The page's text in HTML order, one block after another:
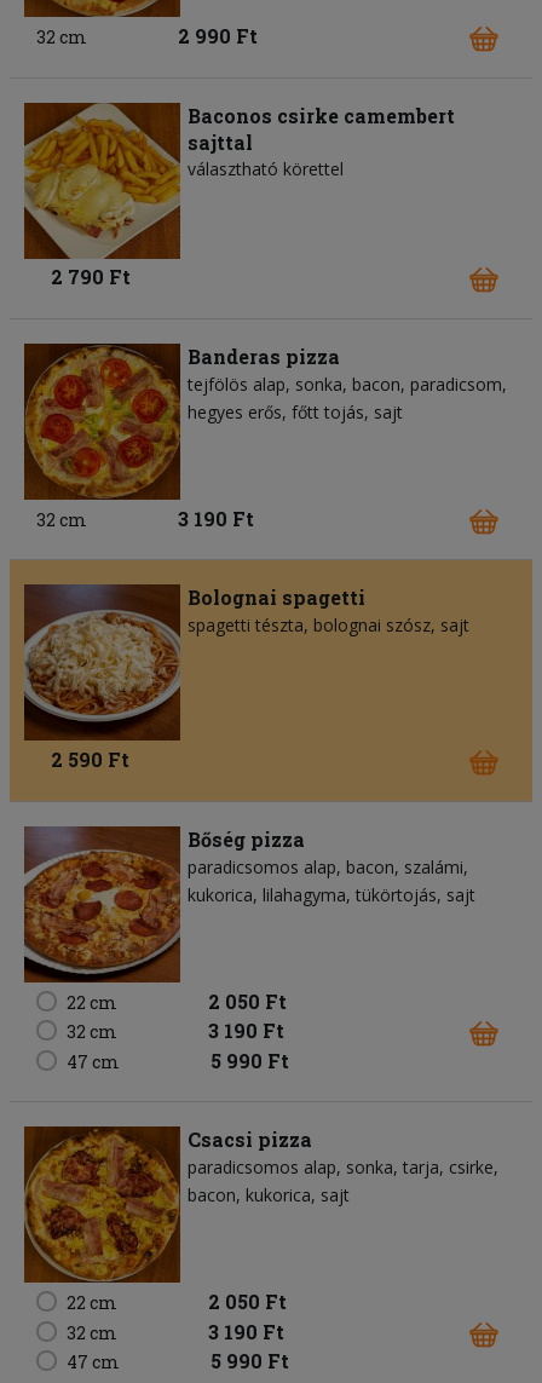
32 cm 2 990 Ft
Baconos csirke camembert
sajttal
választható körettel
2 790 Ft
Banderas pizza
tejfölös alap sonka bacon paradicsom
hegyes erős főtt tojás sajt
32 cm 3 190 Ft
Bolognai spagetti
spagetti tészta bolognai szósz sajt
2 590 Ft
Bőség pizza
paradicsomos alap bacon szalámi
kukorica lilahagyma tükörtojás sajt
22 cm 2 050 Ft
32 cm 3 190 Ft
47 cm 5 990 Ft
Csacsi pizza
paradicsomos alap sonka tarja csirke
bacon kukorica sajt
22 cm 2 050 Ft
32 cm 3 190 Ft
47 cm 5 990 Ft